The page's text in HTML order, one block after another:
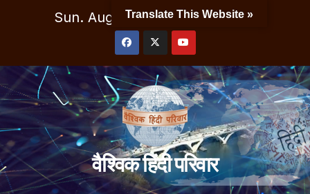
Sun. Aug 9th, 2026 2:49:11 AM
वैश्विक हिंदी परिवार
Translate This Website »